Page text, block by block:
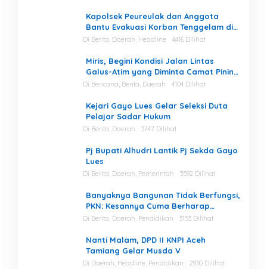
Kapolsek Peureulak dan Anggota
Bantu Evakuasi Korban Tenggelam di
Perairan Kuala Bugak
Di Berita, Daerah, Headline 4416 Dilihat
Miris, Begini Kondisi Jalan Lintas
Galus-Atim yang Diminta Camat Pining
Dilakukan Perawatan
Di Bencana, Berita, Daerah 4104 Dilihat
Kejari Gayo Lues Gelar Seleksi Duta
Pelajar Sadar Hukum
Di Berita, Daerah 3747 Dilihat
Pj Bupati Alhudri Lantik Pj Sekda Gayo
Lues
Di Berita, Daerah, Pemerintah 3592 Dilihat
Banyaknya Bangunan Tidak Berfungsi,
PKN: Kesannya Cuma Berharap
Kegiatan
Di Berita, Daerah, Pendidikan 3153 Dilihat
Nanti Malam, DPD II KNPI Aceh
Tamiang Gelar Musda V
Di Daerah, Headline, Pendidikan 2930 Dilihat